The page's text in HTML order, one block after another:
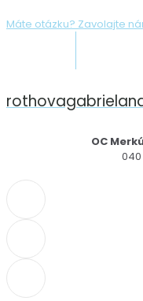
Máte otázku? Zavolajte
OC
040